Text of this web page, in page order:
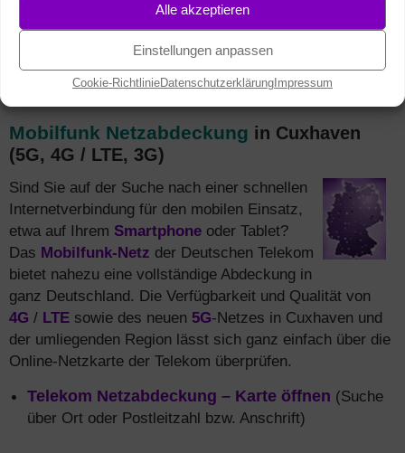
Alle akzeptieren
Einstellungen anpassen
Cookie-RichtlinieDatenschutzerklärung Impressum
Alle MagentaEINS
Mobilfunk Netzabdeckung in Cuxhaven
(5G, 4G / LTE, 3G)
Sind Sie auf der Suche nach einer schnellen
Internetverbindung für den mobilen Einsatz,
etwa auf Ihrem Smartphone oder Tablet?
Das Mobilfunk-Netz der Deutschen Telekom
bietet nahezu eine vollständige Abdeckung in
ganz Deutschland. Die Verfügbarkeit und Qualität von
4G / LTE sowie des neuen 5G-Netzes in Cuxhaven und
der umliegenden Region lässt sich ganz einfach über die
Online-Netzkarte der Telekom überprüfen.
Telekom Netzabdeckung – Karte öffnen (Suche
über Ort oder Postleitzahl bzw. Anschrift)